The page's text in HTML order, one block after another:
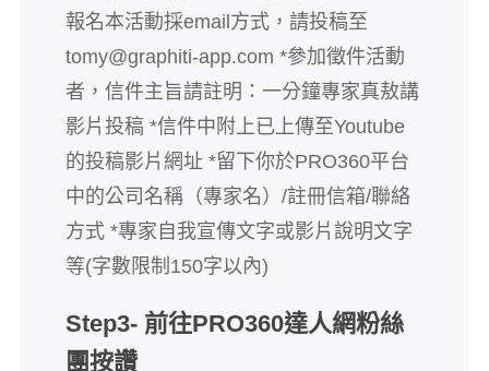
報名本活動採email方式，請投稿至
tomy@graphiti-app.com *參加徵件活動
者，信件主旨請註明：一分鐘專家真敖講
影片投稿 *信件中附上已上傳至Youtube
的投稿影片網址 *留下你於PRO360平台
中的公司名稱（專家名）/註冊信箱/聯絡
方式 *專家自我宣傳文字或影片說明文字
等(字數限制150字以內)
Step3- 前往PRO360達人網粉絲
團按讚